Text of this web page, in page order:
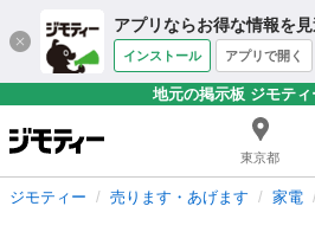
アプリならお得な情報を見
インストール アプリで開く
地元の掲示板 ジモテ
東京都
ジモティー 売ります・あげます 家電